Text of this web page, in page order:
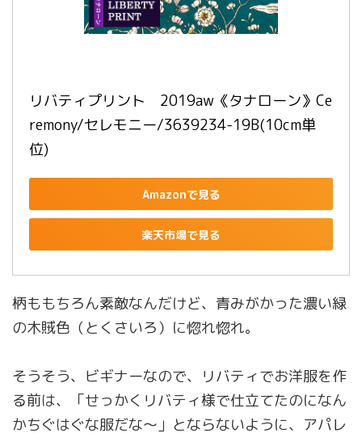
リバティプリント　2019aw《タナローン》Ce
remony/セレモニー/3639234-19B(10cm単
位)
Amazonで見る
楽天市場で見る
柄ももちろん素敵なんだけど、青みがかった濃い緑
の木賊色（とくさいろ）に惚れ惚れ。
そうそう、ビギナーなので、リバティでお洋服を作
る前は、「せっかくリバティ様で仕立てたのになん
かちぐはぐな服だな〜」とならないように、アパレ